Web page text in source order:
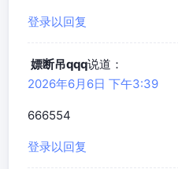
登录以回复
嫖断吊qqq说道：
2026年6月6日 下午3:39
666554
登录以回复